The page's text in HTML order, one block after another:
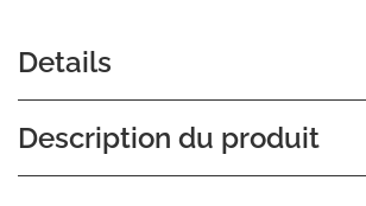
Details
Description du produit